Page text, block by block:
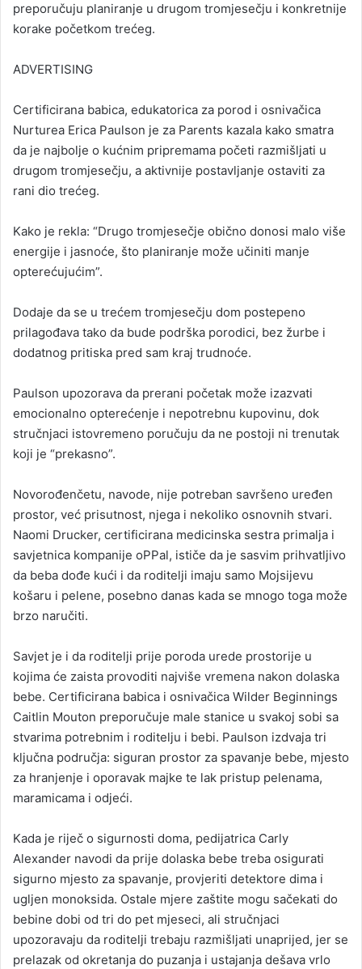
preporučuju planiranje u drugom tromjesečju i konkretnije
korake početkom trećeg.
ADVERTISING
Certificirana babica, edukatorica za porod i osnivačica
Nurturea Erica Paulson je za Parents kazala kako smatra
da je najbolje o kućnim pripremama početi razmišljati u
drugom tromjesečju, a aktivnije postavljanje ostaviti za
rani dio trećeg.
Kako je rekla: “Drugo tromjesečje obično donosi malo više
energije i jasnoće, što planiranje može učiniti manje
opterećujućim”.
Dodaje da se u trećem tromjesečju dom postepeno
prilagođava tako da bude podrška porodici, bez žurbe i
dodatnog pritiska pred sam kraj trudnoće.
Paulson upozorava da prerani početak može izazvati
emocionalno opterećenje i nepotrebnu kupovinu, dok
stručnjaci istovremeno poručuju da ne postoji ni trenutak
koji je “prekasno”.
Novorođenčetu, navode, nije potreban savršeno uređen
prostor, već prisutnost, njega i nekoliko osnovnih stvari.
Naomi Drucker, certificirana medicinska sestra primalja i
savjetnica kompanije oPPal, ističe da je sasvim prihvatljivo
da beba dođe kući i da roditelji imaju samo Mojsijevu
košaru i pelene, posebno danas kada se mnogo toga može
brzo naručiti.
Savjet je i da roditelji prije poroda urede prostorije u
kojima će zaista provoditi najviše vremena nakon dolaska
bebe. Certificirana babica i osnivačica Wilder Beginnings
Caitlin Mouton preporučuje male stanice u svakoj sobi sa
stvarima potrebnim i roditelju i bebi. Paulson izdvaja tri
ključna područja: siguran prostor za spavanje bebe, mjesto
za hranjenje i oporavak majke te lak pristup pelenama,
maramicama i odjeći.
Kada je riječ o sigurnosti doma, pedijatrica Carly
Alexander navodi da prije dolaska bebe treba osigurati
sigurno mjesto za spavanje, provjeriti detektore dima i
ugljen monoksida. Ostale mjere zaštite mogu sačekati do
bebine dobi od tri do pet mjeseci, ali stručnjaci
upozoravaju da roditelji trebaju razmišljati unaprijed, jer se
prelazak od okretanja do puzanja i ustajanja dešava vrlo